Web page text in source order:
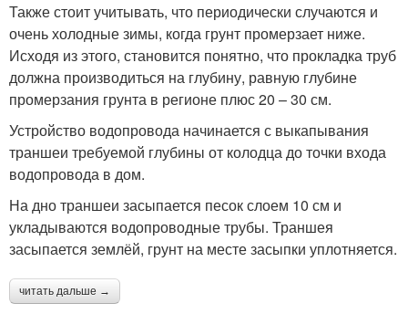
Также стоит учитывать, что периодически случаются и
очень холодные зимы, когда грунт промерзает ниже.
Исходя из этого, становится понятно, что прокладка труб
должна производиться на глубину, равную глубине
промерзания грунта в регионе плюс 20 – 30 см.
Устройство водопровода начинается с выкапывания
траншеи требуемой глубины от колодца до точки входа
водопровода в дом.
На дно траншеи засыпается песок слоем 10 см и
укладываются водопроводные трубы. Траншея
засыпается землёй, грунт на месте засыпки уплотняется.
читать дальше →